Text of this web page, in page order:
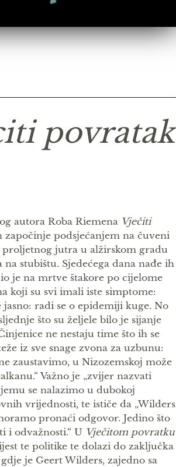
povratak
autora Roba Riemena Vječiti
započinje podsjećanjem na čuveni
proljetnog jutra u alžirskom gradu
stubištu. Sjedećega dana nađe ih
je na mrtve štakore po cijelome
koji su svi imali iste simptome:
radi se o epidemiji kuge. No
što su željele bilo je sijanje
ne nestaju time što ih se
iz sve snage zvona za uzbunu:
zaustavimo, u Nizozemskoj može
Važno je „zvijer nazvati
se nalazimo u dubokoj
vrijednosti, te ističe da „Wilders
pronaći odgovor. Jedino što
i odvažnosti.“ U Vječitom povratku
te politike te dolazi do zaključka
je Geert Wilders, zajedno sa